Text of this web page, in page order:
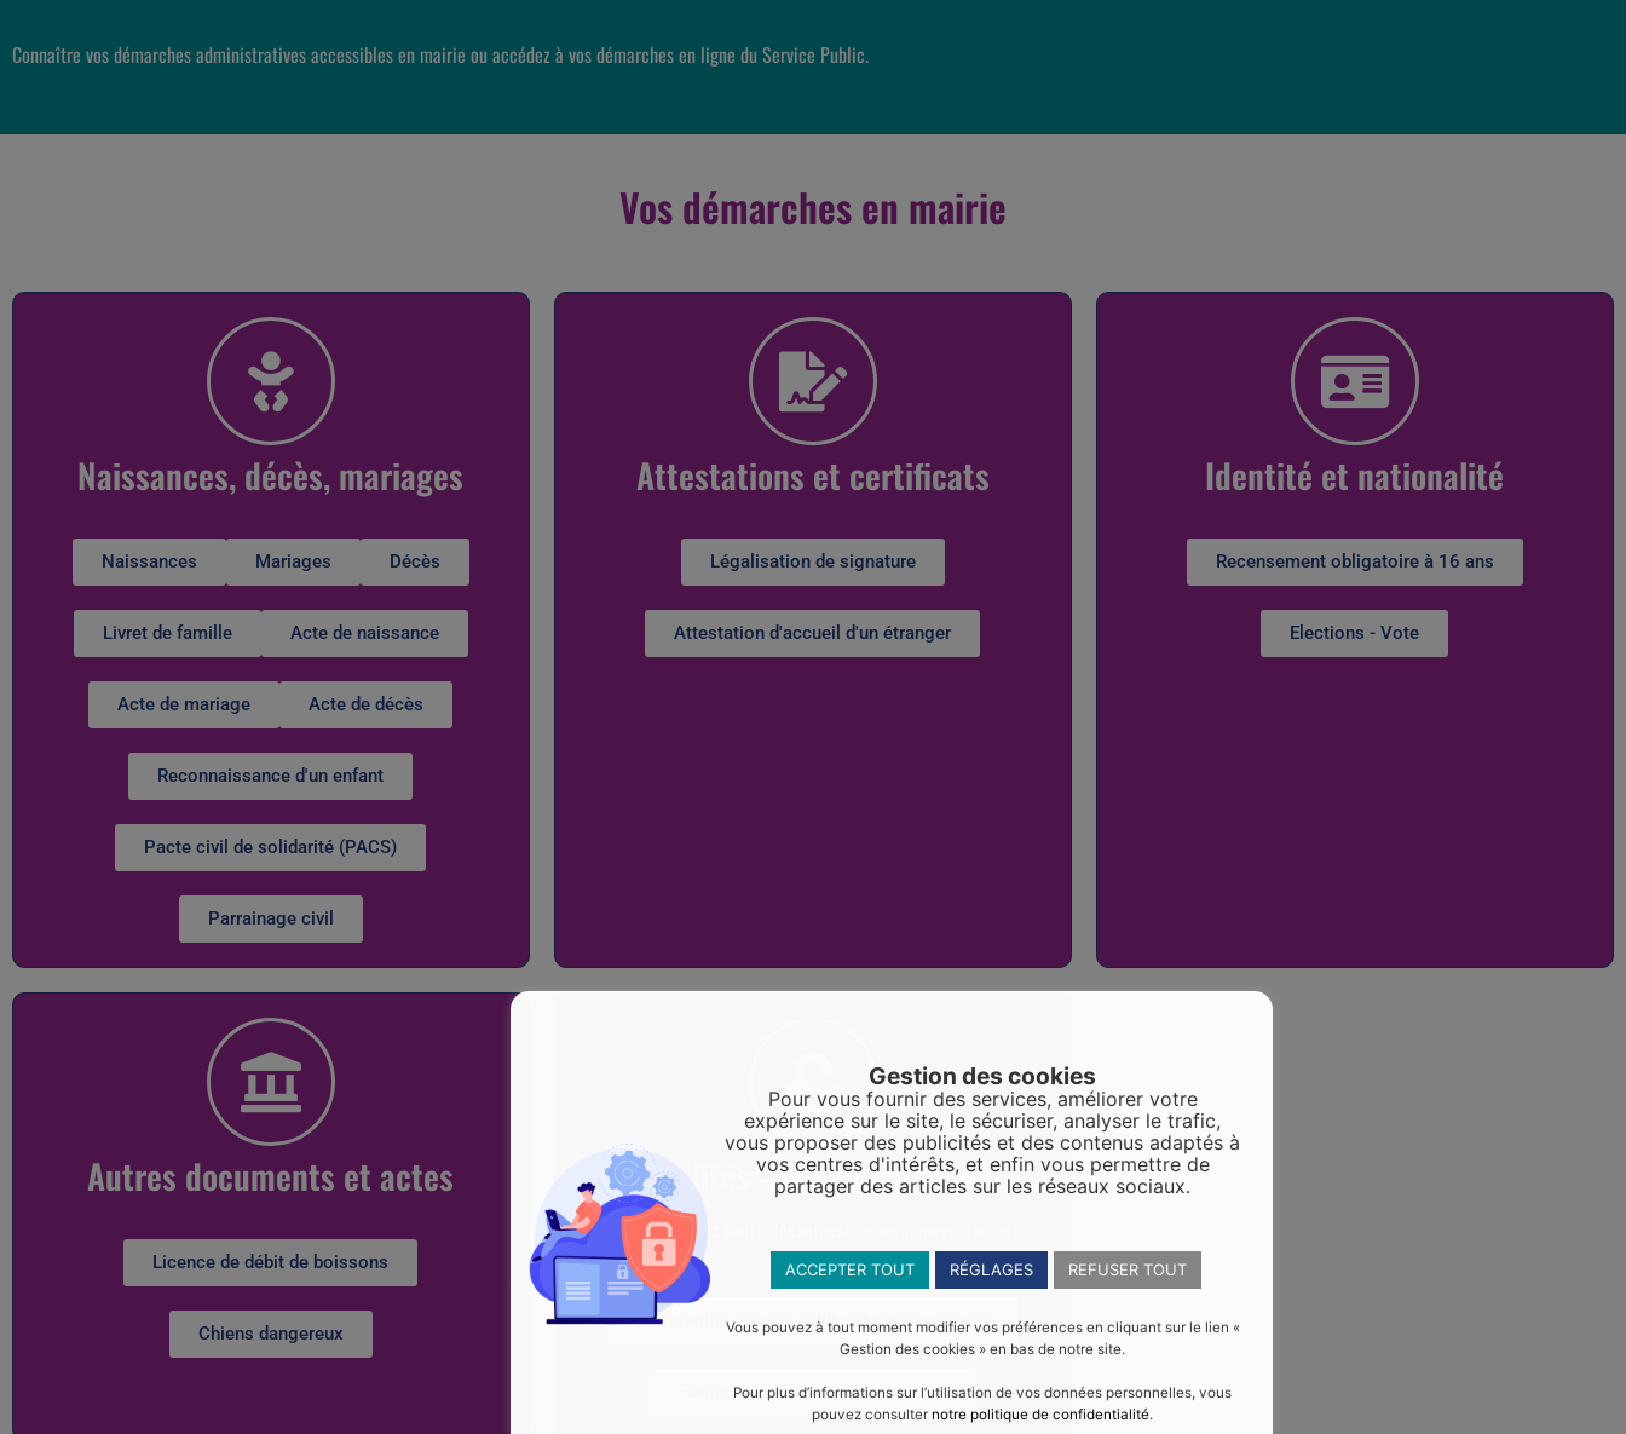
Connaître vos démarches administratives accessibles en mairie ou accédez à vos démarches en ligne du Service Public.
Vos démarches en mairie
Naissances, décès, mariages
Naissances Mariages Décès
Livret de famille Acte de naissance
Acte de mariage Acte de décès
Reconnaissance d'un enfant
Pacte civil de solidarité (PACS)
Parrainage civil
Attestations et certificats
Légalisation de signature
Attestation d'accueil d'un étranger
Identité et nationalité
Recensement obligatoire à 16 ans
Elections - Vote
Autres documents et actes
Licence de débit de boissons
Chiens dangereux
Formalités - Police municipale
Les documents sont téléchargeables sur la page "Police
municipale"
Occupation espace public (déménagement)
Formulaire "Tranquilité vacances"
Gestion des cookies
Pour vous fournir des services, améliorer votre
expérience sur le site, le sécuriser, analyser le trafic,
vous proposer des publicités et des contenus adaptés à
vos centres d'intérêts, et enfin vous permettre de
partager des articles sur les réseaux sociaux.
ACCEPTER TOUT RÉGLAGES REFUSER TOUT
Vous pouvez à tout moment modifier vos préférences en cliquant sur le lien «
Gestion des cookies » en bas de notre site.
Pour plus d’informations sur l’utilisation de vos données personnelles, vous
pouvez consulter notre politique de confidentialité.